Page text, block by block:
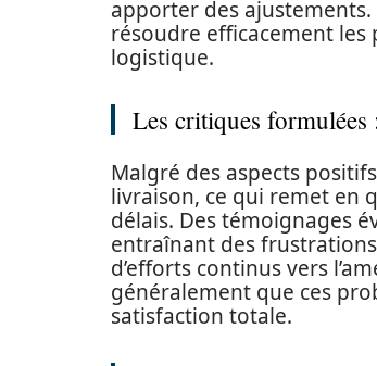
apporter des
résoudre efficacement les
logistique.
Les critiques
Malgré des aspects
livraison, ce qui remet en
délais. Des témoignages
entraînant des
d’efforts continus vers
généralement que ces
satisfaction totale.